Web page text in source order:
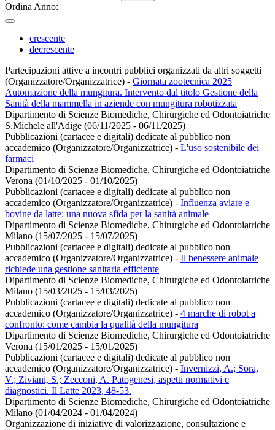
Ordina Anno:
crescente
decrescente
Partecipazioni attive a incontri pubblici organizzati da altri soggetti
(Organizzatore/Organizzatrice) - Giornata zootecnica 2025
Automazione della mungitura. Intervento dal titolo Gestione della
Sanità della mammella in aziende con mungitura robotizzata
Dipartimento di Scienze Biomediche, Chirurgiche ed Odontoiatriche
S.Michele all'Adige (06/11/2025 - 06/11/2025)
Pubblicazioni (cartacee e digitali) dedicate al pubblico non
accademico (Organizzatore/Organizzatrice) - L'uso sostenibile dei
farmaci
Dipartimento di Scienze Biomediche, Chirurgiche ed Odontoiatriche
Verona (01/10/2025 - 01/10/2025)
Pubblicazioni (cartacee e digitali) dedicate al pubblico non
accademico (Organizzatore/Organizzatrice) - Influenza aviare e
bovine da latte: una nuova sfida per la sanità animale
Dipartimento di Scienze Biomediche, Chirurgiche ed Odontoiatriche
Milano (15/07/2025 - 15/07/2025)
Pubblicazioni (cartacee e digitali) dedicate al pubblico non
accademico (Organizzatore/Organizzatrice) - Il benessere animale
richiede una gestione sanitaria efficiente
Dipartimento di Scienze Biomediche, Chirurgiche ed Odontoiatriche
Milano (15/03/2025 - 15/03/2025)
Pubblicazioni (cartacee e digitali) dedicate al pubblico non
accademico (Organizzatore/Organizzatrice) - 4 marche di robot a
confronto: come cambia la qualità della mungitura
Dipartimento di Scienze Biomediche, Chirurgiche ed Odontoiatriche
Verona (15/01/2025 - 15/01/2025)
Pubblicazioni (cartacee e digitali) dedicate al pubblico non
accademico (Organizzatore/Organizzatrice) - Invernizzi, A.; Sora,
V.; Ziviani, S.; Zecconi, A. Patogenesi, aspetti normativi e
diagnostici. Il Latte 2023, 48-53.
Dipartimento di Scienze Biomediche, Chirurgiche ed Odontoiatriche
Milano (01/04/2024 - 01/04/2024)
Organizzazione di iniziative di valorizzazione, consultazione e